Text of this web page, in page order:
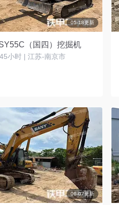
05-18更新
（国四）挖掘机
小时 | 江苏-南京市
06-07更新